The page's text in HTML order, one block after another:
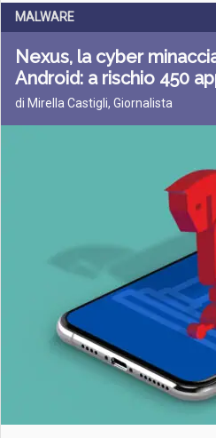
MALWARE
Nexus, la cyber
Android: a rischio 450
di Mirella Castigli, Giornalista